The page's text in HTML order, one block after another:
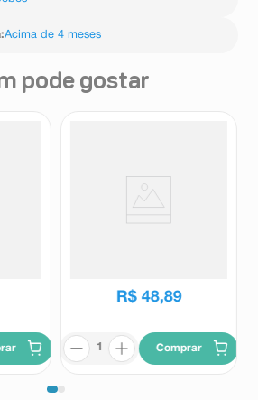
:Acima de 4 meses
pode gostar
R$ 48,89
Comprar